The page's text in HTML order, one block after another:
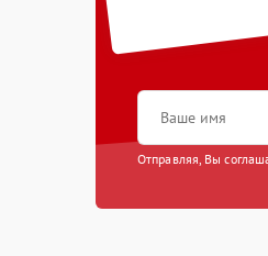
Отправляя, Вы